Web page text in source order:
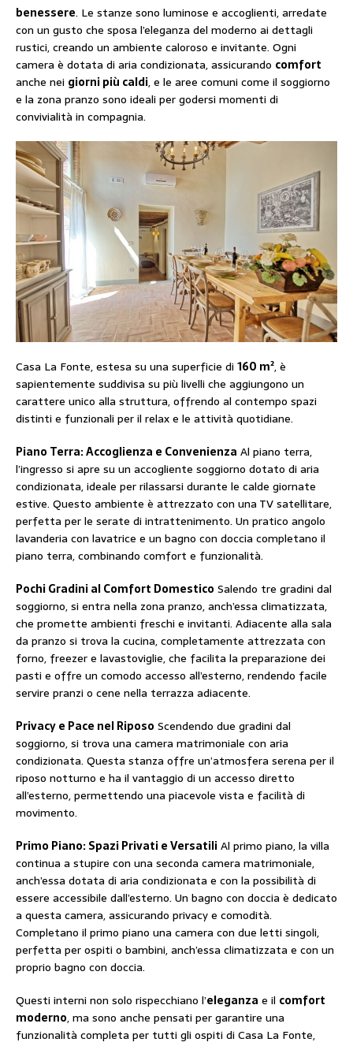
benessere. Le stanze sono luminose e accoglienti, arredate
con un gusto che sposa l’eleganza del moderno ai dettagli
rustici, creando un ambiente caloroso e invitante. Ogni
camera è dotata di aria condizionata, assicurando comfort
anche nei giorni più caldi, e le aree comuni come il soggiorno
e la zona pranzo sono ideali per godersi momenti di
convivialità in compagnia.
Casa La Fonte, estesa su una superficie di 160 m², è
sapientemente suddivisa su più livelli che aggiungono un
carattere unico alla struttura, offrendo al contempo spazi
distinti e funzionali per il relax e le attività quotidiane.
Piano Terra: Accoglienza e Convenienza Al piano terra,
l’ingresso si apre su un accogliente soggiorno dotato di aria
condizionata, ideale per rilassarsi durante le calde giornate
estive. Questo ambiente è attrezzato con una TV satellitare,
perfetta per le serate di intrattenimento. Un pratico angolo
lavanderia con lavatrice e un bagno con doccia completano il
piano terra, combinando comfort e funzionalità.
Pochi Gradini al Comfort Domestico Salendo tre gradini dal
soggiorno, si entra nella zona pranzo, anch’essa climatizzata,
che promette ambienti freschi e invitanti. Adiacente alla sala
da pranzo si trova la cucina, completamente attrezzata con
forno, freezer e lavastoviglie, che facilita la preparazione dei
pasti e offre un comodo accesso all’esterno, rendendo facile
servire pranzi o cene nella terrazza adiacente.
Privacy e Pace nel Riposo Scendendo due gradini dal
soggiorno, si trova una camera matrimoniale con aria
condizionata. Questa stanza offre un’atmosfera serena per il
riposo notturno e ha il vantaggio di un accesso diretto
all’esterno, permettendo una piacevole vista e facilità di
movimento.
Primo Piano: Spazi Privati e VersatiliAl primo piano, la villa
continua a stupire con una seconda camera matrimoniale,
anch’essa dotata di aria condizionata e con la possibilità di
essere accessibile dall’esterno. Un bagno con doccia è dedicato
a questa camera, assicurando privacy e comodità.
Completano il primo piano una camera con due letti singoli,
perfetta per ospiti o bambini, anch’essa climatizzata e con un
proprio bagno con doccia.
Questi interni non solo rispecchiano l’eleganza e il comfort
moderno, ma sono anche pensati per garantire una
funzionalità completa per tutti gli ospiti di Casa La Fonte,